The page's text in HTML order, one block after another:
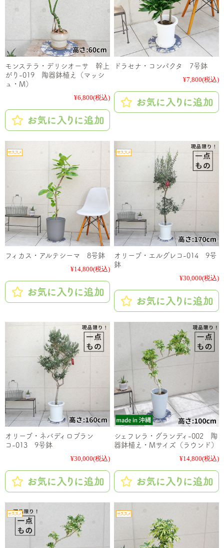
モンステラ・デリシオーサ 幹上
がり-019 陶器鉢植え（マッシ
ュ・M）
¥6,800(税込)
ドラセナ・コンパクタ 7号鉢
¥7,800(税込)
フィカス・アルテシーマ 8号鉢
¥14,800(税込)
オリーブ・エルグレコ-014 9号
鉢
¥30,000(税込)
オリーブ・ネバディロブラン
コ-013 9号鉢
¥30,000(税込)
シェフレラ・グランディ-002 陶
器鉢植え・Mサイズ（ラウンド）
¥14,800(税込)